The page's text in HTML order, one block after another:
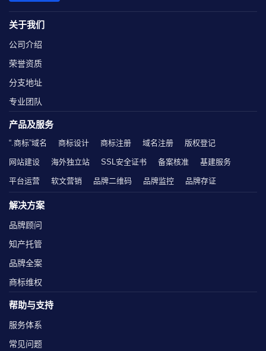
关于我们
公司介绍
荣誉资质
分支地址
专业团队
产品及服务
“.商标”域名 商标设计 商标注册 域名注册 版权登记
网站建设 海外独立站 SSL安全证书 备案核准 基建服务
平台运营 软文营销 品牌二维码 品牌监控 品牌存证
解决方案
品牌顾问
知产托管
品牌全案
商标维权
帮助与支持
服务体系
常见问题